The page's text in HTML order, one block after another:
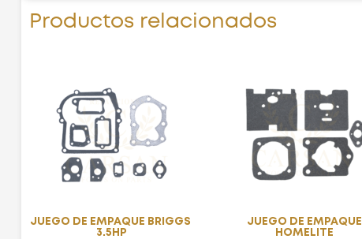
Productos relacionados
JUEGO DE EMPAQUE BRIGGS
3.5HP
JUEGO DE EMPAQUE
HOMELITE